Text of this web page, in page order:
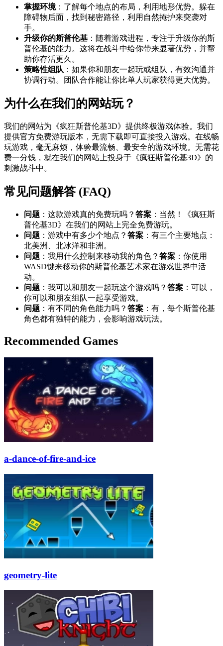
掌握环境：了解每个地点的布局，利用地形优势。躲在
障碍物后面，找到秘密路径，利用自然掩护来突袭对
手。
升级你的斯普伦基 ：随着游戏进程，专注于升级你的斯
普伦基的能力。这将在战斗中给你带来显著优势，并帮
助你存活更久。
策略性组队 ：如果你和朋友一起玩或组队，有效沟通并
协调行动。团队合作能让你比单人玩家获得更大优势。
为什么在我们的网站玩？
我们的网站为《疯狂斯普伦基3D》提供终极游戏体验。我们
提供官方免费游玩版本，无需下载即可直接投入游戏。在线畅
玩游戏，毫无麻烦，体验最流畅、最安全的游戏环境。无需花
费一分钱，就在我们的网站上投身于《疯狂斯普伦基3D》的
刺激战斗中。
常见问题解答 (FAQ)
问题 ：这款游戏真的免费玩吗？ 答案 ：当然！《疯狂斯
普伦基3D》在我们的网站上完全免费游玩。
问题 ：游戏中有多少个地点？ 答案 ：有三个主要地点：
北美洲、北冰洋和非洲。
问题 ：我用什么控制来移动我的角色？ 答案 ：你使用
WASD键来移动你的斯普伦基艺术家在游戏世界中活
动。
问题 ：我可以和朋友一起玩这个游戏吗？ 答案 ：可以，
你可以和朋友组队一起享受游戏。
问题 ：有不同的角色能力吗？ 答案 ：有，每个斯普伦基
角色都有独特的能力，会影响游戏玩法。
Recommended Games
a-dance-of-fire-and-ice
geometry-lite